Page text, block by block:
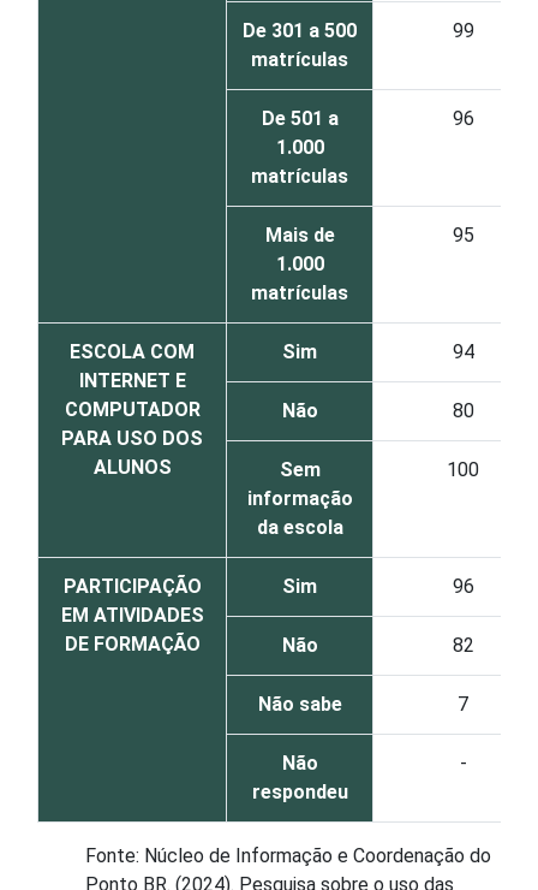
De 301 a 500
matrículas
99
De 501 a
1.000
matrículas
96
Mais de
1.000
matrículas
95
ESCOLA COM
INTERNET E
COMPUTADOR
PARA USO DOS
ALUNOS
Sim 94
Não 80
Sem
informação
da escola
100
PARTICIPAÇÃO
EM ATIVIDADES
DE FORMAÇÃO
Sim 96
Não 82
Não sabe 7
Não
respondeu
-
Fonte: Núcleo de Informação e Coordenação do
Ponto BR. (2024). Pesquisa sobre o uso das